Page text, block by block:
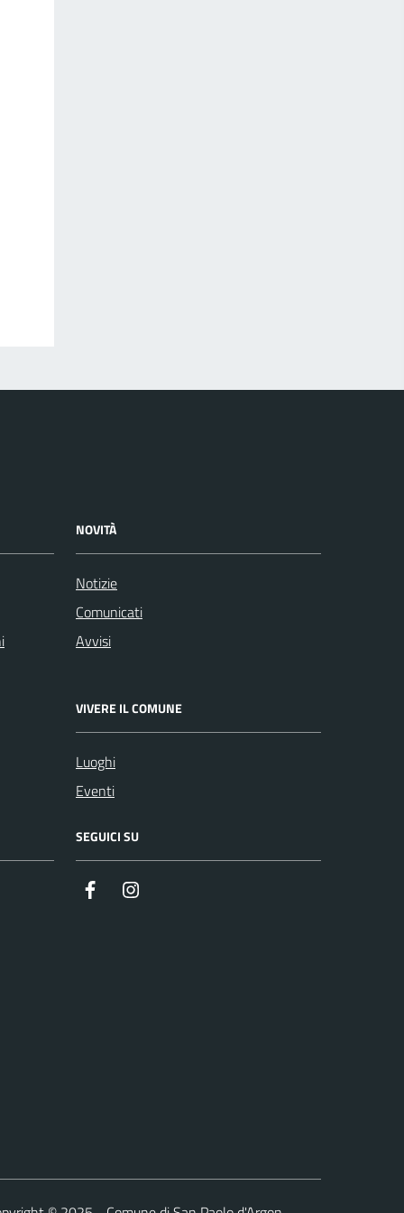
NOVITÀ
Notizie
Comunicati
Avvisi
VIVERE IL COMUNE
Luoghi
Eventi
SEGUICI SU
Facebook